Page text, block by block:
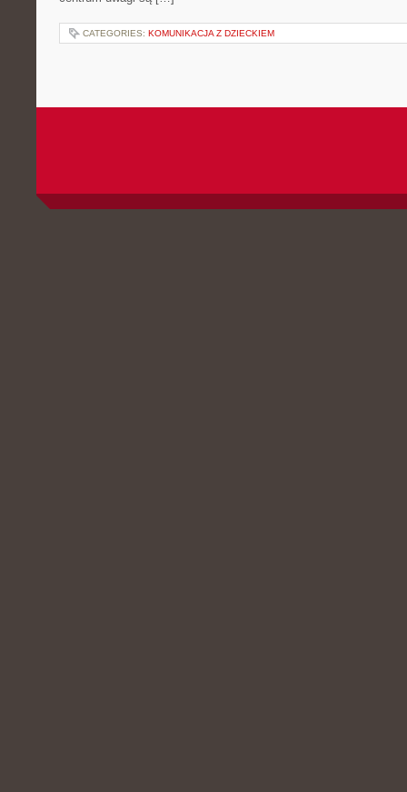
CATEGORIES: KOMUNIKACJA Z DZIECKIEM